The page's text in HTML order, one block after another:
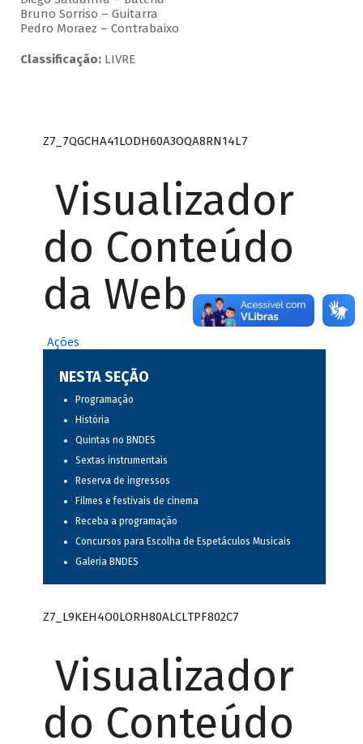
Bruno Sorriso – Guitarra
Pedro Moraez – Contrabaixo
Classificação:LIVRE
Z7_7QGCHA41LODH60A3OQA8RN14L7
Visualizador
do Conteúdo
da Web
Ações
NESTA SEÇÃO
Programação
História
Quintas no BNDES
Sextas instrumentais
Reserva de ingressos
Filmes e festivais de cinema
Receba a programação
Concursos para Escolha de Espetáculos Musicais
Galeria BNDES
Z7_L9KEH4O0LORH80ALCLTPF802C7
Visualizador
do Conteúdo